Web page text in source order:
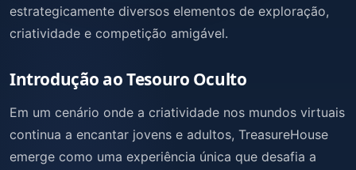
estrategicamente diversos elementos de exploração,
criatividade e competição amigável.
Introdução ao Tesouro Oculto
Em um cenário onde a criatividade nos mundos virtuais
continua a encantar jovens e adultos, TreasureHouse
emerge como uma experiência única que desafia a